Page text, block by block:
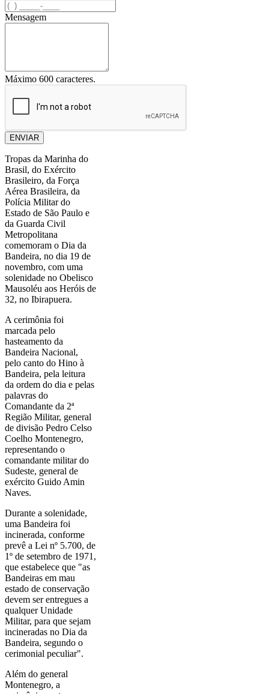
Mensagem
Máximo 600 caracteres.
ENVIAR
Tropas da Marinha do
Brasil, do Exército
Brasileiro, da Força
Aérea Brasileira, da
Polícia Militar do
Estado de São Paulo e
da Guarda Civil
Metropolitana
comemoram o Dia da
Bandeira, no dia 19 de
novembro, com uma
solenidade no Obelisco
Mausoléu aos Heróis de
32, no Ibirapuera.
A cerimônia foi
marcada pelo
hasteamento da
Bandeira Nacional,
pelo canto do Hino à
Bandeira, pela leitura
da ordem do dia e pelas
palavras do
Comandante da 2ª
Região Militar, general
de divisão Pedro Celso
Coelho Montenegro,
representando o
comandante militar do
Sudeste, general de
exército Guido Amin
Naves.
Durante a solenidade,
uma Bandeira foi
incinerada, conforme
prevê a Lei nº 5.700, de
1º de setembro de 1971,
que estabelece que "as
Bandeiras em mau
estado de conservação
devem ser entregues a
qualquer Unidade
Militar, para que sejam
incineradas no Dia da
Bandeira, segundo o
cerimonial peculiar".
Além do general
Montenegro, a